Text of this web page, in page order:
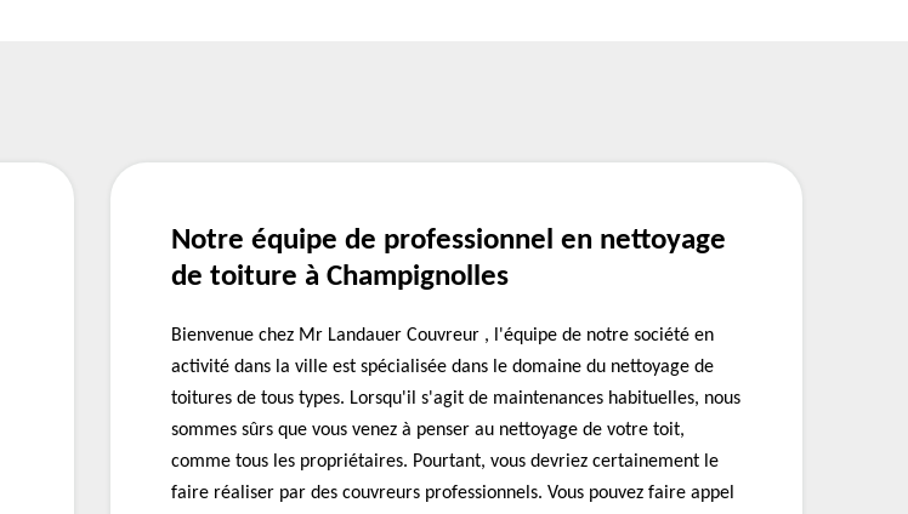
Notre équipe de professionnel en nettoyage
de toiture à Champignolles
Bienvenue chez Mr Landauer Couvreur , l'équipe de notre société en
activité dans la ville est spécialisée dans le domaine du nettoyage de
toitures de tous types. Lorsqu'il s'agit de maintenances habituelles, nous
sommes sûrs que vous venez à penser au nettoyage de votre toit,
comme tous les propriétaires. Pourtant, vous devriez certainement le
faire réaliser par des couvreurs professionnels. Vous pouvez faire appel